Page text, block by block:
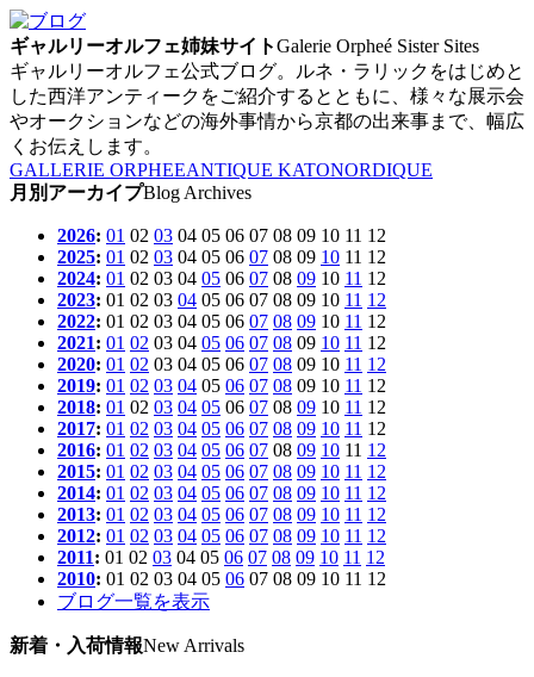
ギャルリーオルフェ姉妹サイトGalerie Orpheé Sister Sites
ギャルリーオルフェ公式ブログ。ルネ・ラリックをはじめと
した西洋アンティークをご紹介するとともに、様々な展示会
やオークションなどの海外事情から京都の出来事まで、幅広
くお伝えします。
GALLERIE ORPHEEANTIQUE KATONORDIQUE
月別アーカイプBlog Archives
2026: 01 02 03 04 05 06 07 08 09 10 11 12
2025: 01 02 03 04 05 06 07 08 09 10 11 12
2024: 01 02 03 04 05 06 07 08 09 10 11 12
2023: 01 02 03 04 05 06 07 08 09 10 11 12
2022: 01 02 03 04 05 06 07 08 09 10 11 12
2021: 01 02 03 04 05 06 07 08 09 10 11 12
2020: 01 02 03 04 05 06 07 08 09 10 11 12
2019: 01 02 03 04 05 06 07 08 09 10 11 12
2018: 01 02 03 04 05 06 07 08 09 10 11 12
2017: 01 02 03 04 05 06 07 08 09 10 11 12
2016: 01 02 03 04 05 06 07 08 09 10 11 12
2015: 01 02 03 04 05 06 07 08 09 10 11 12
2014: 01 02 03 04 05 06 07 08 09 10 11 12
2013: 01 02 03 04 05 06 07 08 09 10 11 12
2012: 01 02 03 04 05 06 07 08 09 10 11 12
2011: 01 02 03 04 05 06 07 08 09 10 11 12
2010: 01 02 03 04 05 06 07 08 09 10 11 12
ブログ一覧を表示
新着・入荷情報New Arrivals